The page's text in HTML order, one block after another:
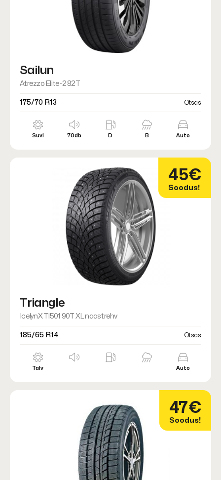
Sailun
Atrezzo Elite-2 82T
175/70 R13 Otsas
Suvi 70db D B Auto
45€
Soodus!
Triangle
IcelynX TI501 90T XL naastrehv
185/65 R14 Otsas
Talv Auto
47€
Soodus!